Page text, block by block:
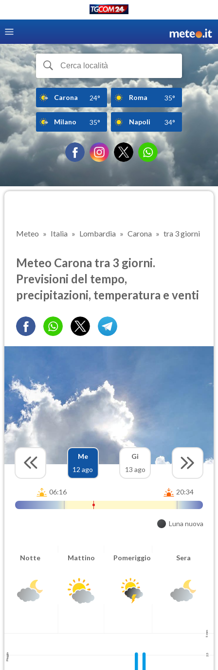
Carona 24° Roma 35°
Milano 35° Napoli 34°
Meteo Italia Lombardia Carona tra 3 giorni
Meteo Carona tra 3 giorni.
Previsioni del tempo,
precipitazioni, temperatura e venti
Me
12 ago
Gi
13 ago
06:16 20:34
Luna nuova
Notte Mattino Pomeriggio Sera
5 mm
2.5
Pioggia